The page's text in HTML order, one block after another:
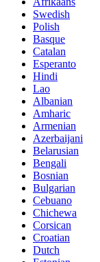
Swedish
Polish
Basque
Catalan
Esperanto
Hindi
Lao
Albanian
Amharic
Armenian
Azerbaijani
Belarusian
Bengali
Bosnian
Bulgarian
Cebuano
Chichewa
Corsican
Croatian
Dutch